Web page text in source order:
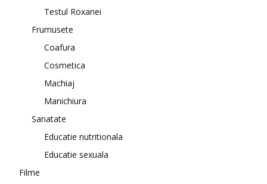
Testul Roxanei
Frumusete
Coafura
Cosmetica
Machiaj
Manichiura
Sanatate
Educatie nutritionala
Educatie sexuala
Filme